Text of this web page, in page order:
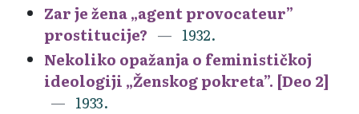
Zar je žena „agent provocateur”
prostitucije?
1932.
Nekoliko opažanja o feminističkoj
ideologiji „Ženskog pokreta”. [Deo 2]
1933.